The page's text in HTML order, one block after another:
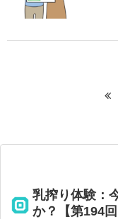
乳搾り体験：
か？【第194回